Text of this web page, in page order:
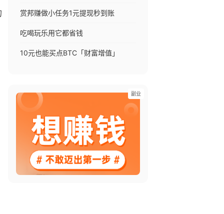
赏邦赚做小任务1元提现秒到账
吃喝玩乐用它都省钱
10元也能买点BTC「财富增值」
副业